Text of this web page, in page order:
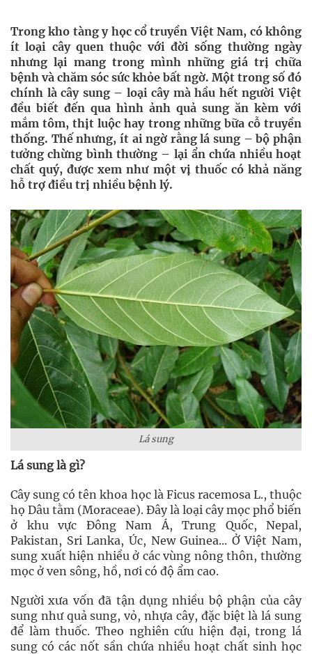
Trong kho tàng y học cổ truyền Việt Nam, có không
ít loại cây quen thuộc với đời sống thường ngày
nhưng lại mang trong mình những giá trị chữa
bệnh và chăm sóc sức khỏe bất ngờ. Một trong số đó
chính là cây sung – loại cây mà hầu hết người Việt
đều biết đến qua hình ảnh quả sung ăn kèm với
mắm tôm, thịt luộc hay trong những bữa cỗ truyền
thống. Thế nhưng, ít ai ngờ rằng lá sung – bộ phận
tưởng chừng bình thường – lại ẩn chứa nhiều hoạt
chất quý, được xem như một vị thuốc có khả năng
hỗ trợ điều trị nhiều bệnh lý.
Lá sung
Lá sung là gì?
Cây sung có tên khoa học là Ficus racemosa L., thuộc
họ Dâu tằm (Moraceae). Đây là loại cây mọc phổ biến
ở khu vực Đông Nam Á, Trung Quốc, Nepal,
Pakistan, Sri Lanka, Úc, New Guinea... Ở Việt Nam,
sung xuất hiện nhiều ở các vùng nông thôn, thường
mọc ở ven sông, hồ, nơi có độ ẩm cao.
Người xưa vốn đã tận dụng nhiều bộ phận của cây
sung như quả sung, vỏ, nhựa cây, đặc biệt là lá sung
để làm thuốc. Theo nghiên cứu hiện đại, trong lá
sung có các nốt sần chứa nhiều hoạt chất sinh học